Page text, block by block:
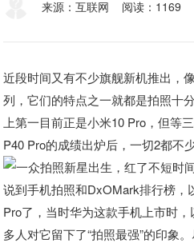
来源：互联网 阅读：1169
近段时间又有不少旗舰新机推出，
列，它们的特点之一就都是拍照十
上第一目前正是小米10 Pro，但等
P40 Pro的成绩出炉后，一切2都不少
说到手机拍照和DxOMark排行榜，
Pro了，当时华为这款手机上市时
多人对它留下了“拍照最强”的印象